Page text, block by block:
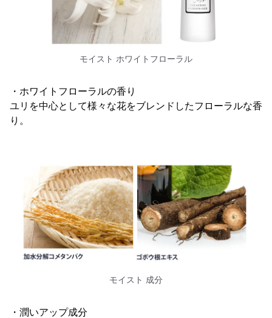
モイスト ホワイトフローラル
・ホワイトフローラルの香り
ユリを中心として様々な花をブレンドしたフローラルな香
り。
モイスト 成分
・潤いアップ成分